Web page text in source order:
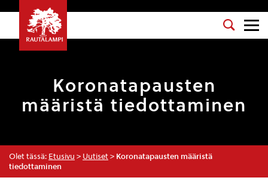
Koronatapausten
määristä tiedottaminen
Olet tässä: Etusivu > Uutiset > Koronatapausten määristä
tiedottaminen